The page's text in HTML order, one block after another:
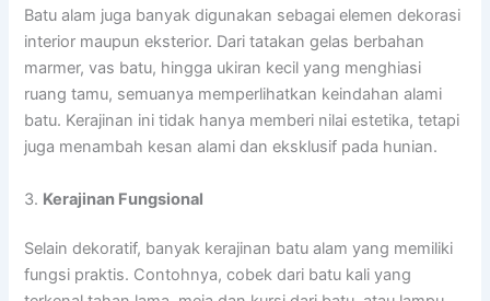
Batu alam juga banyak digunakan sebagai elemen dekorasi
interior maupun eksterior. Dari tatakan gelas berbahan
marmer, vas batu, hingga ukiran kecil yang menghiasi
ruang tamu, semuanya memperlihatkan keindahan alami
batu. Kerajinan ini tidak hanya memberi nilai estetika, tetapi
juga menambah kesan alami dan eksklusif pada hunian.
3. Kerajinan Fungsional
Selain dekoratif, banyak kerajinan batu alam yang memiliki
fungsi praktis. Contohnya, cobek dari batu kali yang